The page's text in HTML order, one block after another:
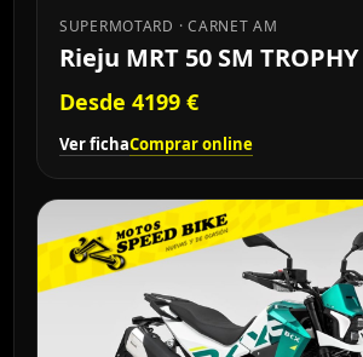
SUPERMOTARD · CARNET AM
Rieju MRT 50 SM TROPHY
Desde 4199 €
Ver fichaComprar online